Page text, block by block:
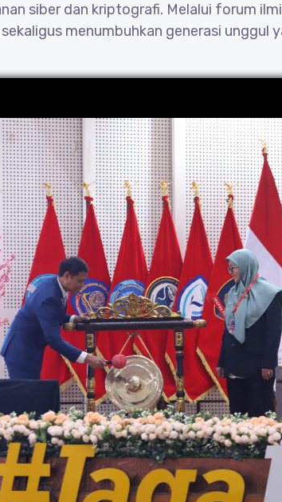
siber dan kriptografi. Melalui forum
menumbuhkan generasi unggul